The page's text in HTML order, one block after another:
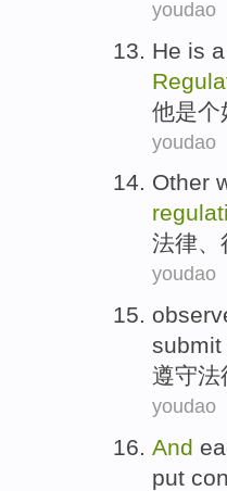
youdao
He is a
他是个
youdao
Other
法律、
youdao
submit
遵守法
youdao
And
put